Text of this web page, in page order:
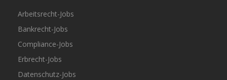
Arbeitsrecht-Jobs
Bankrecht-Jobs
Compliance-Jobs
Erbrecht-Jobs
Datenschutz-Jobs